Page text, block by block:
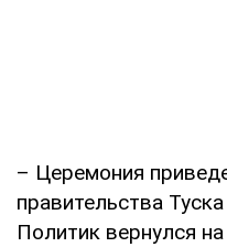
– Церемония
правительства Туска
Политик вернулся